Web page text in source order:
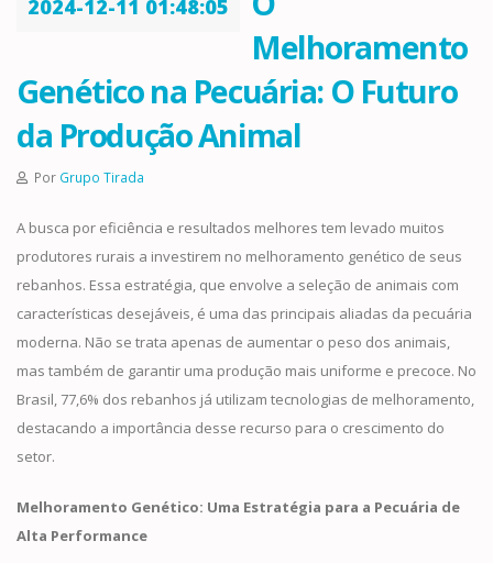
2024-12-11 01:48:05
Melhoramento
Genético na Pecuária: O Futuro
da Produção Animal
Por Grupo Tirada
A busca por eficiência e resultados melhores tem levado muitos
produtores rurais a investirem no melhoramento genético de seus
rebanhos. Essa estratégia, que envolve a seleção de animais com
características desejáveis, é uma das principais aliadas da pecuária
moderna. Não se trata apenas de aumentar o peso dos animais,
mas também de garantir uma produção mais uniforme e precoce. No
Brasil, 77,6% dos rebanhos já utilizam tecnologias de melhoramento,
destacando a importância desse recurso para o crescimento do
setor.
Melhoramento Genético: Uma Estratégia para a Pecuária de
Alta Performance